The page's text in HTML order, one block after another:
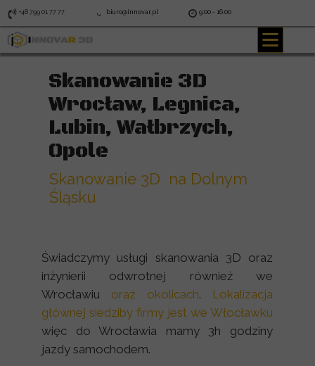
+48 799 01 77 77 biuro@innovar.pl 9:00 - 16:00
Skanowanie 3D
Wrocław, Legnica,
Lubin, Wałbrzych,
Opole
Skanowanie 3D na Dolnym
Śląsku
Świadczymy usługi skanowania 3D oraz
inżynierii odwrotnej również we
Wrocławiu oraz okolicach. Lokalizacja
głównej siedziby firmy jest we Włocławku
więc do Wrocławia mamy 3h godziny
jazdy samochodem.